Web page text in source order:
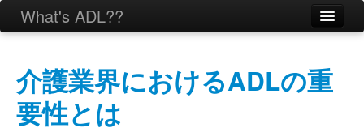
What's ADL??
介護業界におけるADLの重
要性とは